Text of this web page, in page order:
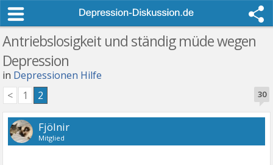
Antriebslosigkeit und ständig müde wegen
Depression
in Depressionen Hilfe
30
< 1 2
Fjölnir
Mitglied